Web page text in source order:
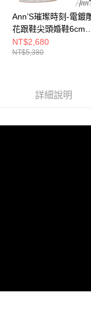
任。
４．使用「AFTEE先享
時審查核予不同之上限
請求用戶進行身份認證。
５．嚴禁一人註冊多個
恩沛科技股份有限公司
每筆NT$100，滿
國家/地區配送(非順豐
國家/地區配送(限中
Ann’S璀璨時刻-電鍍
花跟鞋尖頭婚鞋6cm-
銀
NT$2,680
NT$5,380
詳細說明